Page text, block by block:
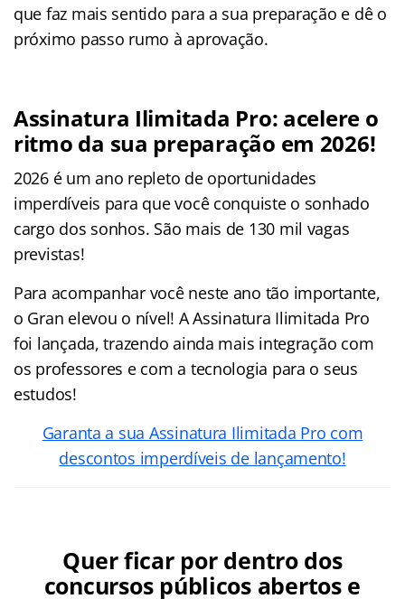
que faz mais sentido para a sua preparação e dê o
próximo passo rumo à aprovação.
Assinatura Ilimitada Pro: acelere o
ritmo da sua preparação em 2026!
2026 é um ano repleto de oportunidades
imperdíveis para que você conquiste o sonhado
cargo dos sonhos. São mais de 130 mil vagas
previstas!
Para acompanhar você neste ano tão importante,
o Gran elevou o nível! A Assinatura Ilimitada Pro
foi lançada, trazendo ainda mais integração com
os professores e com a tecnologia para o seus
estudos!
Garanta a sua Assinatura Ilimitada Pro com
descontos imperdíveis de lançamento!
Quer ficar por dentro dos
concursos públicos abertos e